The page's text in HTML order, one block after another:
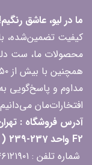
ما در لیو، عاشق رنگیم
کیفیت تضمین‌شده،
محصولات ما، ست
مداوم و پاسخ‌گویی
افتخارات‌مان می‌دانیم
آدرس فروشگاه :
F2 واحد 237-239 ( فروشگاه لیو هپی)
شماره تلفن : ۰۲۱۴۶۱۲۱۹۰۱